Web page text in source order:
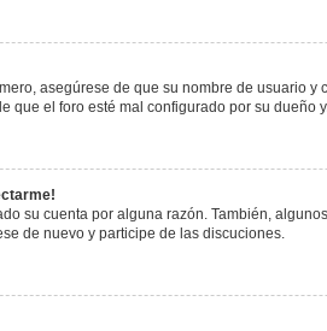
asegúrese de que su nombre de usuario
que el foro esté mal configurado por su
su cuenta por alguna razón. También,
de nuevo y participe de las discuciones.